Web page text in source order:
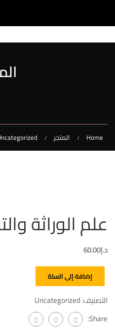
Home المتجر
علم الوراثة
د.إ60.00
إضافة إلى السلة
التصنيف:Uncategorized
Share: